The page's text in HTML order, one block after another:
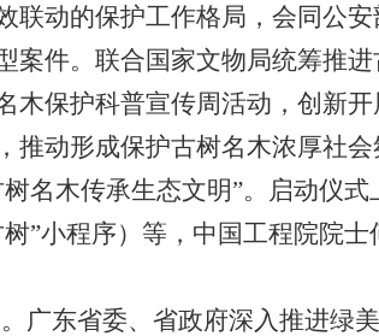
联动的保护工作格局，会同公
案件。联合国家文物局统筹推
木保护科普宣传周活动，创新
动形成保护古树名木浓厚社会
木传承生态文明”。启动仪式
”小程序）等，中国工程院院
东省委、省政府深入推进绿